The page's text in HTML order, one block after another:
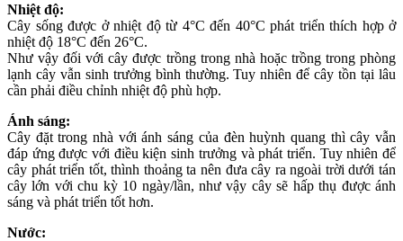
Nhiệt độ:
Cây sống được ở nhiệt độ từ 4°C đến 40°C phát triển thích hợp ở
nhiệt độ 18°C đến 26°C.
Như vậy đối với cây được trồng trong nhà hoặc trồng trong phòng
lạnh cây vẫn sinh trưởng bình thường. Tuy nhiên để cây tồn tại lâu
cần phải điều chỉnh nhiệt độ phù hợp.
Ánh sáng:
Cây đặt trong nhà với ánh sáng của đèn huỳnh quang thì cây vẫn
đáp ứng được với điều kiện sinh trưởng và phát triển. Tuy nhiên để
cây phát triển tốt, thình thoảng ta nên đưa cây ra ngoài trời dưới tán
cây lớn với chu kỳ 10 ngày/lần, như vậy cây sẽ hấp thụ được ánh
sáng và phát triển tốt hơn.
Nước: